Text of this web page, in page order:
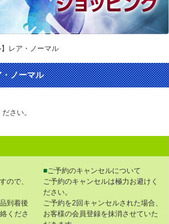
レア・ノーマル
ノーマル
さい。
ので、
到着後
くださ
■ご予約のキャンセルについて
ご予約のキャンセルは極力お避けく
ださい。
ご予約を2回キャンセルされた場合、
お客様の会員登録を抹消させていた